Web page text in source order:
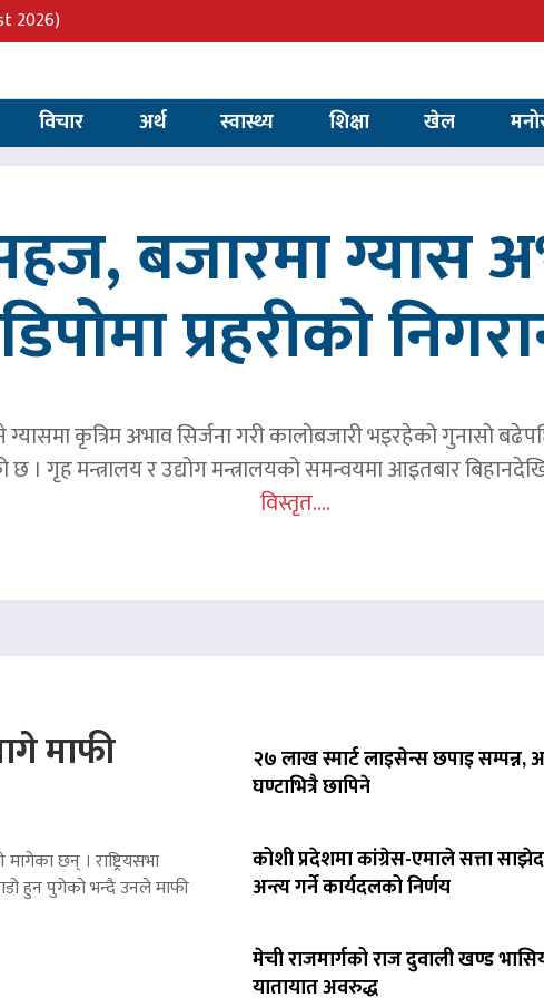
2026)
विचार अर्थ स्वास्थ्य शिक्षा खेल
बजारमा ग्यास
डिपोमा प्रहरीको
कृत्रिम अभाव सिर्जना गरी कालोबजारी भइरहेको गुनासो
छ । गृह मन्त्रालय र उद्योग मन्त्रालयको समन्वयमा आइतबार
विस्तृत....
माफी
छन् । राष्ट्रियसभा
हुन पुगेको भन्दै उनले माफी
२७ लाख स्मार्ट लाइसेन्स छपाइ सम्पन्न,
घण्टाभित्रै छापिने
कोशी प्रदेशमा कांग्रेस-एमाले सत्ता
अन्त्य गर्ने कार्यदलको निर्णय
मेची राजमार्गको राज दुवाली खण्ड
यातायात अवरुद्ध